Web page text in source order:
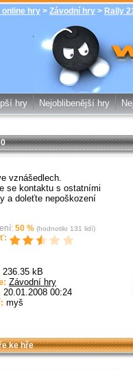
online hry > Závodní hry > Rally
Rally 2100 -
hry web-
hry Nejoblibenější hry
vznášedlech.
se kontaktu s ostatními
a doleťte nepoškození
50 % (hodnotilo 131 lidí)
236.35 kB
Závodní hry
20.01.2008 00:24
myš
ke hře